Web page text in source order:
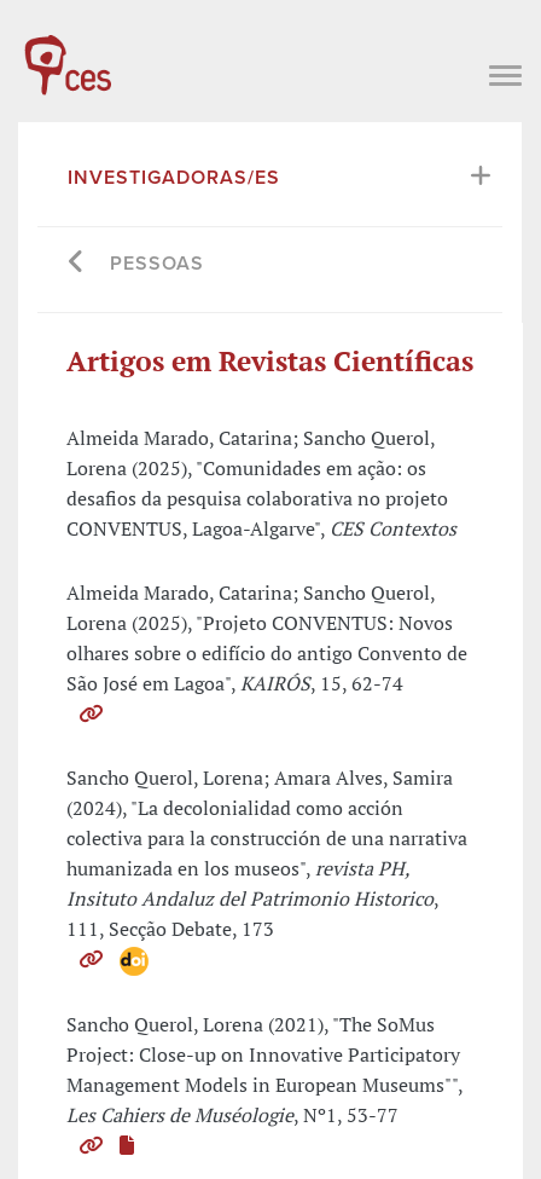
INVESTIGADORAS/ES
PESSOAS
Artigos em Revistas Científicas
Almeida Marado, Catarina; Sancho Querol,
Lorena (2025), "Comunidades em ação: os
desafios da pesquisa colaborativa no projeto
CONVENTUS, Lagoa-Algarve", CES Contextos
Almeida Marado, Catarina; Sancho Querol,
Lorena (2025), "Projeto CONVENTUS: Novos
olhares sobre o edifício do antigo Convento de
São José em Lagoa",KAIRÓS, 15, 62-74
Sancho Querol, Lorena; Amara Alves, Samira
(2024), "La decolonialidad como acción
colectiva para la construcción de una narrativa
humanizada en los museos",revista PH,
Insituto Andaluz del Patrimonio Historico,
111, Secção Debate, 173
Sancho Querol, Lorena (2021), "The SoMus
Project: Close-up on Innovative Participatory
Management Models in European Museums"",
Les Cahiers de Muséologie, Nº1, 53-77